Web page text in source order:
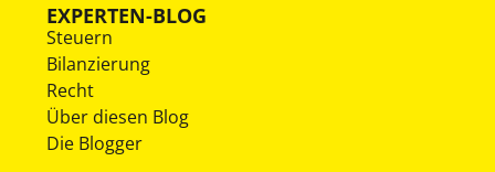
EXPERTEN-BLOG
Steuern
Bilanzierung
Recht
Über diesen Blog
Die Blogger